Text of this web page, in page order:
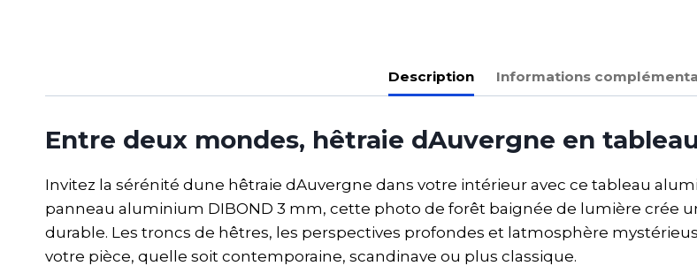
Description Informations
Entre deux mondes, hêtraie dAuvergne en
Invitez la sérénité dune hêtraie dAuvergne dans votre intérieur avec ce tableau
panneau aluminium DIBOND 3 mm, cette photo de forêt baignée de lumière crée
durable. Les troncs de hêtres, les perspectives profondes et latmosphère
votre pièce, quelle soit contemporaine, scandinave ou plus classique.